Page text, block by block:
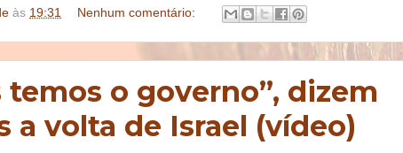
às 19:31 Nenhum comentário:
temos o governo”, dizem
a volta de Israel (vídeo)